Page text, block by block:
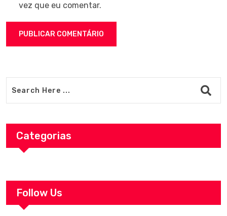
vez que eu comentar.
Categorias
Follow Us